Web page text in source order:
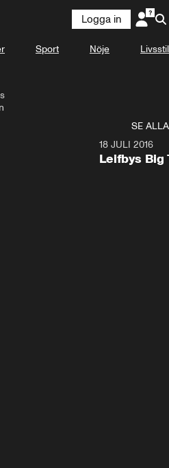
Logga in
Sport Nöje Livsstil
SE ALLA
18 JULI 2016
Leifbys Big